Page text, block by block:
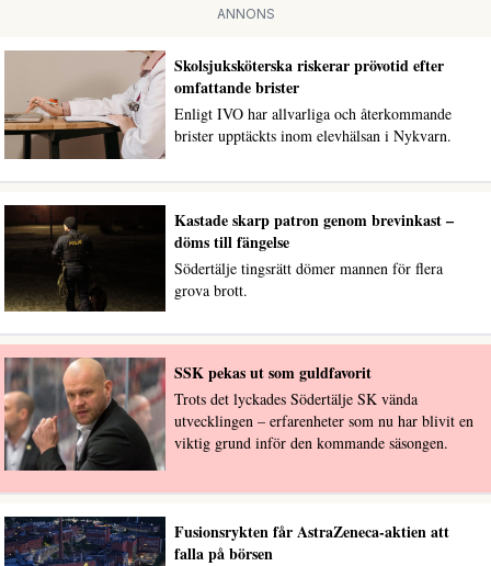
ANNONS
Skolsjuksköterska riskerar prövotid efter
omfattande brister
Enligt IVO har allvarliga och återkommande
brister upptäckts inom elevhälsan i Nykvarn.
Kastade skarp patron genom brevinkast –
döms till fängelse
Södertälje tingsrätt dömer mannen för flera
grova brott.
SSK pekas ut som guldfavorit
Trots det lyckades Södertälje SK vända
utvecklingen – erfarenheter som nu har blivit en
viktig grund inför den kommande säsongen.
Fusionsrykten får AstraZeneca-aktien att
falla på börsen